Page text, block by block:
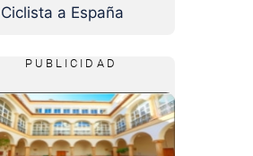
Ciclista a España
PUBLICIDAD